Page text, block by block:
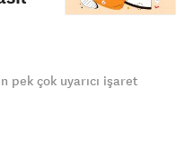
pek çok uyarıcı işaret